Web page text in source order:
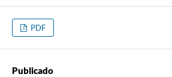
PDF
Publicado